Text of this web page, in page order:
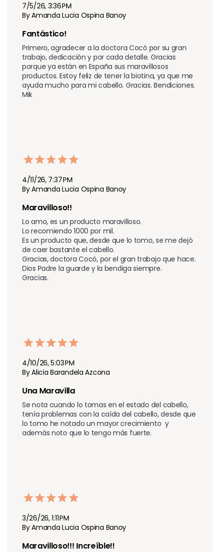
7/5/26, 3:36 PM
By Amanda Lucia Ospina Banoy
Fantástico!
Primero, agradecer a la doctora Cocó por su gran
trabajo, dedicación y por cada detalle. Gracias
porque ya están en España sus maravillosos
productos. Estoy feliz de tener la biotina, ya que me
ayuda mucho para mi cabello. Gracias. Bendiciones.
Mik
4/11/26, 7:37 PM
By Amanda Lucia Ospina Banoy
Maravilloso!!
Lo amo, es un producto maravilloso.
Lo recomiendo 1000 por mil.
Es un producto que, desde que lo tomo, se me dejó
de caer bastante el cabello.
Gracias, doctora Cocó, por el gran trabajo que hace.
Dios Padre la guarde y la bendiga siempre.
Gracias.
4/10/26, 5:03 PM
By Alicia Barandela Azcona
Una Maravilla
Se nota cuando lo tomas en el estado del cabello,
tenía problemas con la caída del cabello, desde que
lo tomo he notado un mayor crecimiento  y
además noto que lo tengo más fuerte.
3/26/26, 1:11 PM
By Amanda Lucia Ospina Banoy
Maravilloso!!! Increíble!!